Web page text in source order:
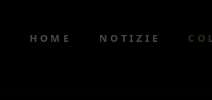
HOME NOTIZIE